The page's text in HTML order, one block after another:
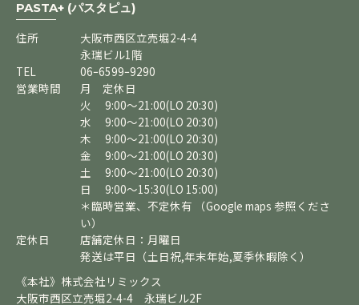
PASTA+ (パスタピュ)
住所
大阪市西区立売堀2-4-4
永瑞ビル1階
TEL
06ｰ6599ｰ9290
営業時間
月 定休日
火 9:00～21:00(LO 20:30)
水 9:00～21:00(LO 20:30)
木 9:00～21:00(LO 20:30)
金 9:00～21:00(LO 20:30)
土 9:00～21:00(LO 20:30)
日 9:00～15:30(LO 15:00)
＊臨時営業、不定休有 （Google maps 参照くださ
い）
定休日
店舗定休日：月曜日
発送は平日（土日祝,年末年始,夏季休暇除く）
《本社》株式会社リミックス
大阪市西区立売堀2-4-4 永瑞ビル2F